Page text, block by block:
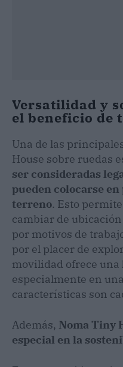
Versatilidad y
el beneficio de
Una de las
House sobre ruedas
ser consideradas
pueden colocarse
terreno. Esto
cambiar de ubicación
por motivos de
por el placer de
movilidad ofrece una
especialmente en
características son
Además, Noma Tiny
especial en la